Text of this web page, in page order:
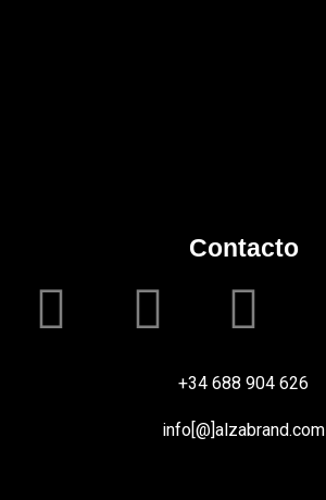
Contacto
+34 688 904 626
info[@]alzabrand.com